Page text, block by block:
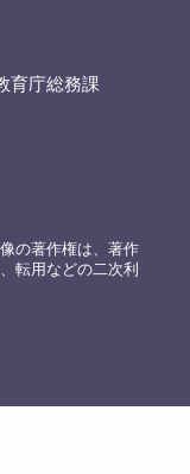
育庁総務課
の著作権は、著作
転用などの二次利